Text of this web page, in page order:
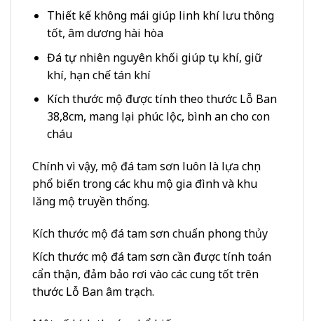
Thiết kế không mái giúp linh khí lưu thông
tốt, âm dương hài hòa
Đá tự nhiên nguyên khối giúp tụ khí, giữ
khí, hạn chế tán khí
Kích thước mộ được tính theo thước Lỗ Ban
38,8cm, mang lại phúc lộc, bình an cho con
cháu
Chính vì vậy, mộ đá tam sơn luôn là lựa chọn
phổ biến trong các khu mộ gia đình và khu
lăng mộ truyền thống.
Kích thước mộ đá tam sơn chuẩn phong thủy
Kích thước mộ đá tam sơn cần được tính toán
cẩn thận, đảm bảo rơi vào các cung tốt trên
thước Lỗ Ban âm trạch.